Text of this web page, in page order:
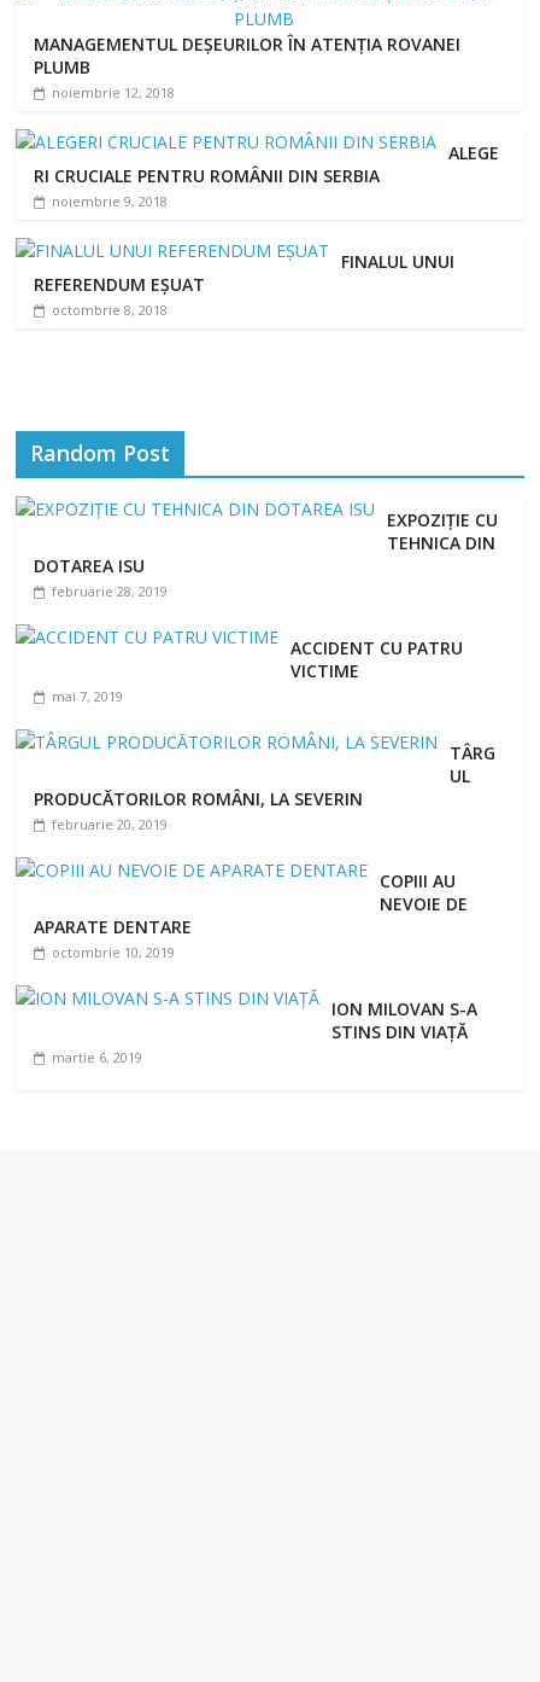
MANAGEMENTUL DEȘEURILOR ÎN ATENȚIA ROVANEI
PLUMB
noiembrie 12, 2018
ALEGE
RI CRUCIALE PENTRU ROMÂNII DIN SERBIA
noiembrie 9, 2018
FINALUL UNUI
REFERENDUM EȘUAT
octombrie 8, 2018
Random Post
EXPOZIȚIE CU
TEHNICA DIN
DOTAREA ISU
februarie 28, 2019
ACCIDENT CU PATRU
VICTIME
mai 7, 2019
TÂRG
UL
PRODUCĂTORILOR ROMÂNI, LA SEVERIN
februarie 20, 2019
COPIII AU
NEVOIE DE
APARATE DENTARE
octombrie 10, 2019
ION MILOVAN S-A
STINS DIN VIAȚĂ
martie 6, 2019